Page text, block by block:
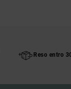
Reso entro